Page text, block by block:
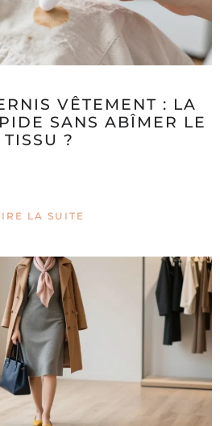
VÊTEMENT : LA
SANS ABÎMER LE
TISSU ?
LA SUITE